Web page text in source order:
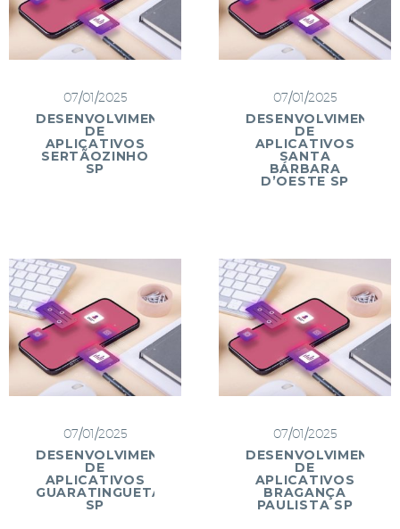
07/01/2025
DESENVOLVIMENTO
DE
APLICATIVOS
SERTÃOZINHO
SP
07/01/2025
DESENVOLVIMENTO
DE
APLICATIVOS
SANTA
BÁRBARA
D’OESTE SP
07/01/2025
DESENVOLVIMENTO
DE
APLICATIVOS
GUARATINGUETÁ
SP
07/01/2025
DESENVOLVIMENTO
DE
APLICATIVOS
BRAGANÇA
PAULISTA SP